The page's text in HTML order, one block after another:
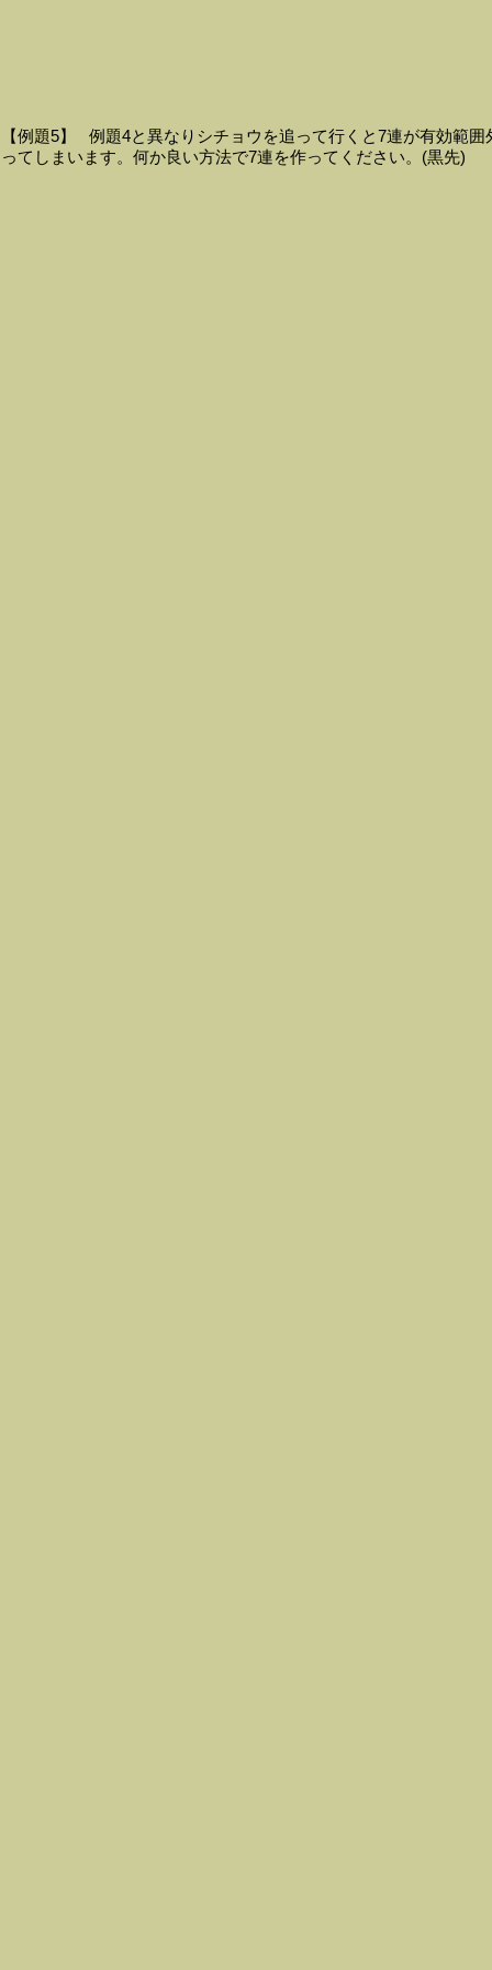
【例題5】 例題4と異なりシチョウを追って行くと7連が有効範囲
ってしまいます。何か良い方法で7連を作ってください。(黒先)